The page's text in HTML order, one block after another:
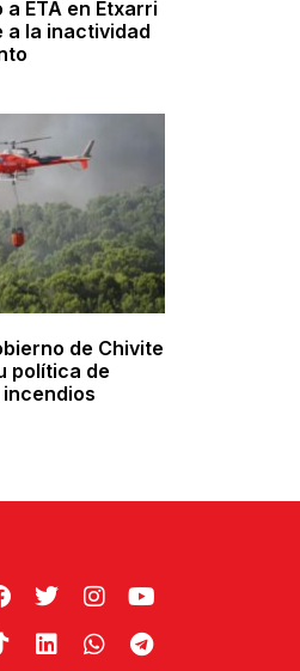
ETA en Etxarri
la inactividad
de Chivite
política de